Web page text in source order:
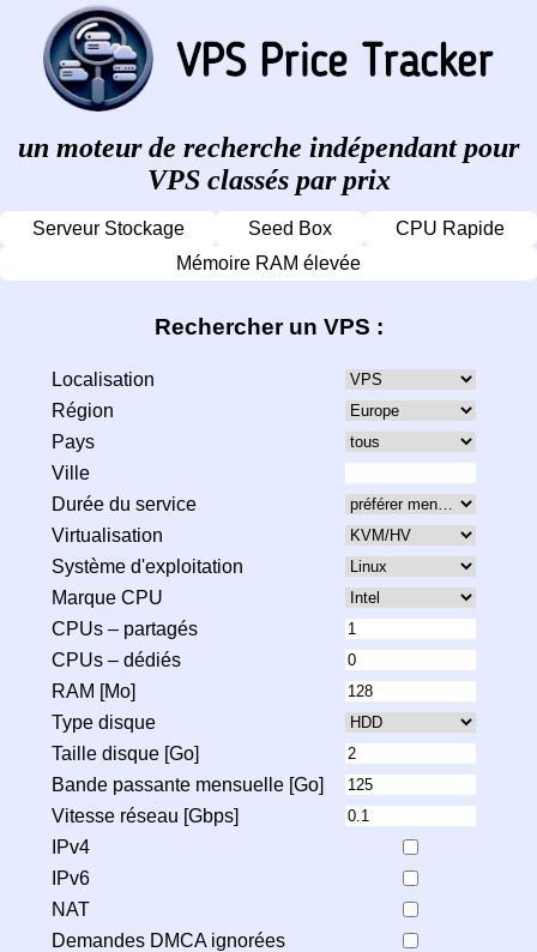
un moteur de recherche indépendant pour
VPS classés par prix
Serveur Stockage Seed Box
CPU Rapide
Mémoire RAM élevée
Rechercher un VPS :
Localisation
Région
Pays
Ville
Durée du service
Virtualisation
Système d'exploitation
Marque CPU
CPUs – partagés
CPUs – dédiés
RAM [Mo]
Type disque
Taille disque [Go]
Bande passante mensuelle [Go]
Vitesse réseau [Gbps]
IPv4
IPv6
NAT
Demandes DMCA ignorées